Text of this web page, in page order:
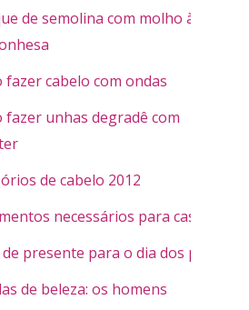
de semolina com molho à
fazer cabelo com ondas
fazer unhas degradê com
de cabelo 2012
necessários para casar
presente para o dia dos pais
de beleza: os homens